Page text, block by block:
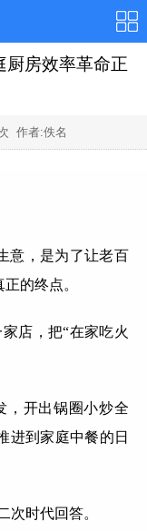
厨房效率革命正
作者:佚名
意，是为了让老百
的终点。
店，把“在家吃火
，开出锅圈小炒全
进到家庭中餐的日
时代回答。